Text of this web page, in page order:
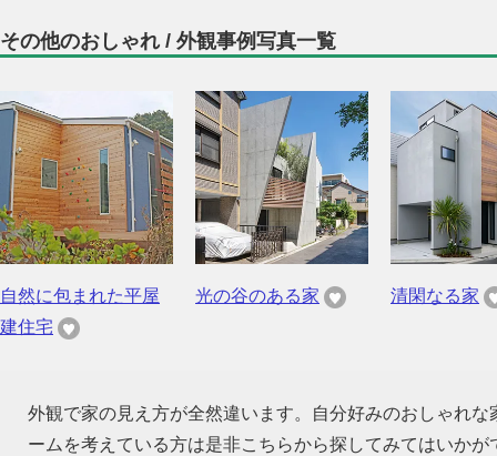
その他のおしゃれ / 外観事例写真一覧
自然に包まれた平屋
建住宅
光の谷のある家 清閑なる家
外観で家の見え方が全然違います。自分好みのおしゃれ
ームを考えている方は是非こちらから探してみてはいか